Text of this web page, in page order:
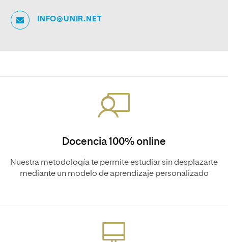
INFO@UNIR.NET
Docencia 100% online
Nuestra metodología te permite estudiar sin desplazarte
mediante un modelo de aprendizaje personalizado